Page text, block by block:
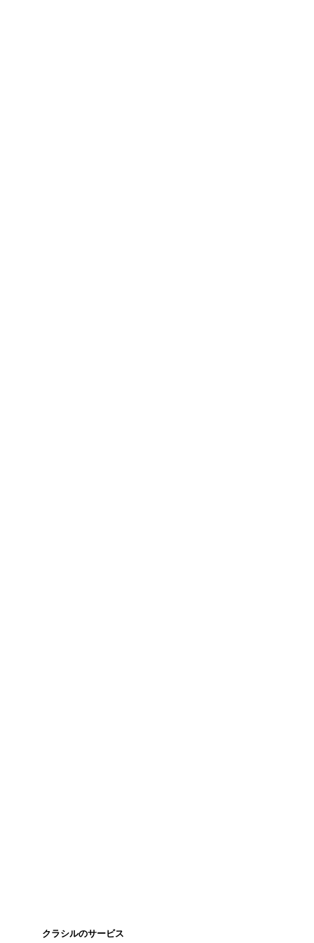
クラシルのサービス